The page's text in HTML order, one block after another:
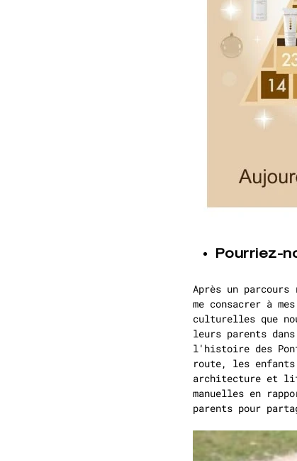
Pourriez-
Après un
me consacrer à
culturelles que
leurs parents
l'histoire des
route, les
architecture et
manuelles en
parents pour